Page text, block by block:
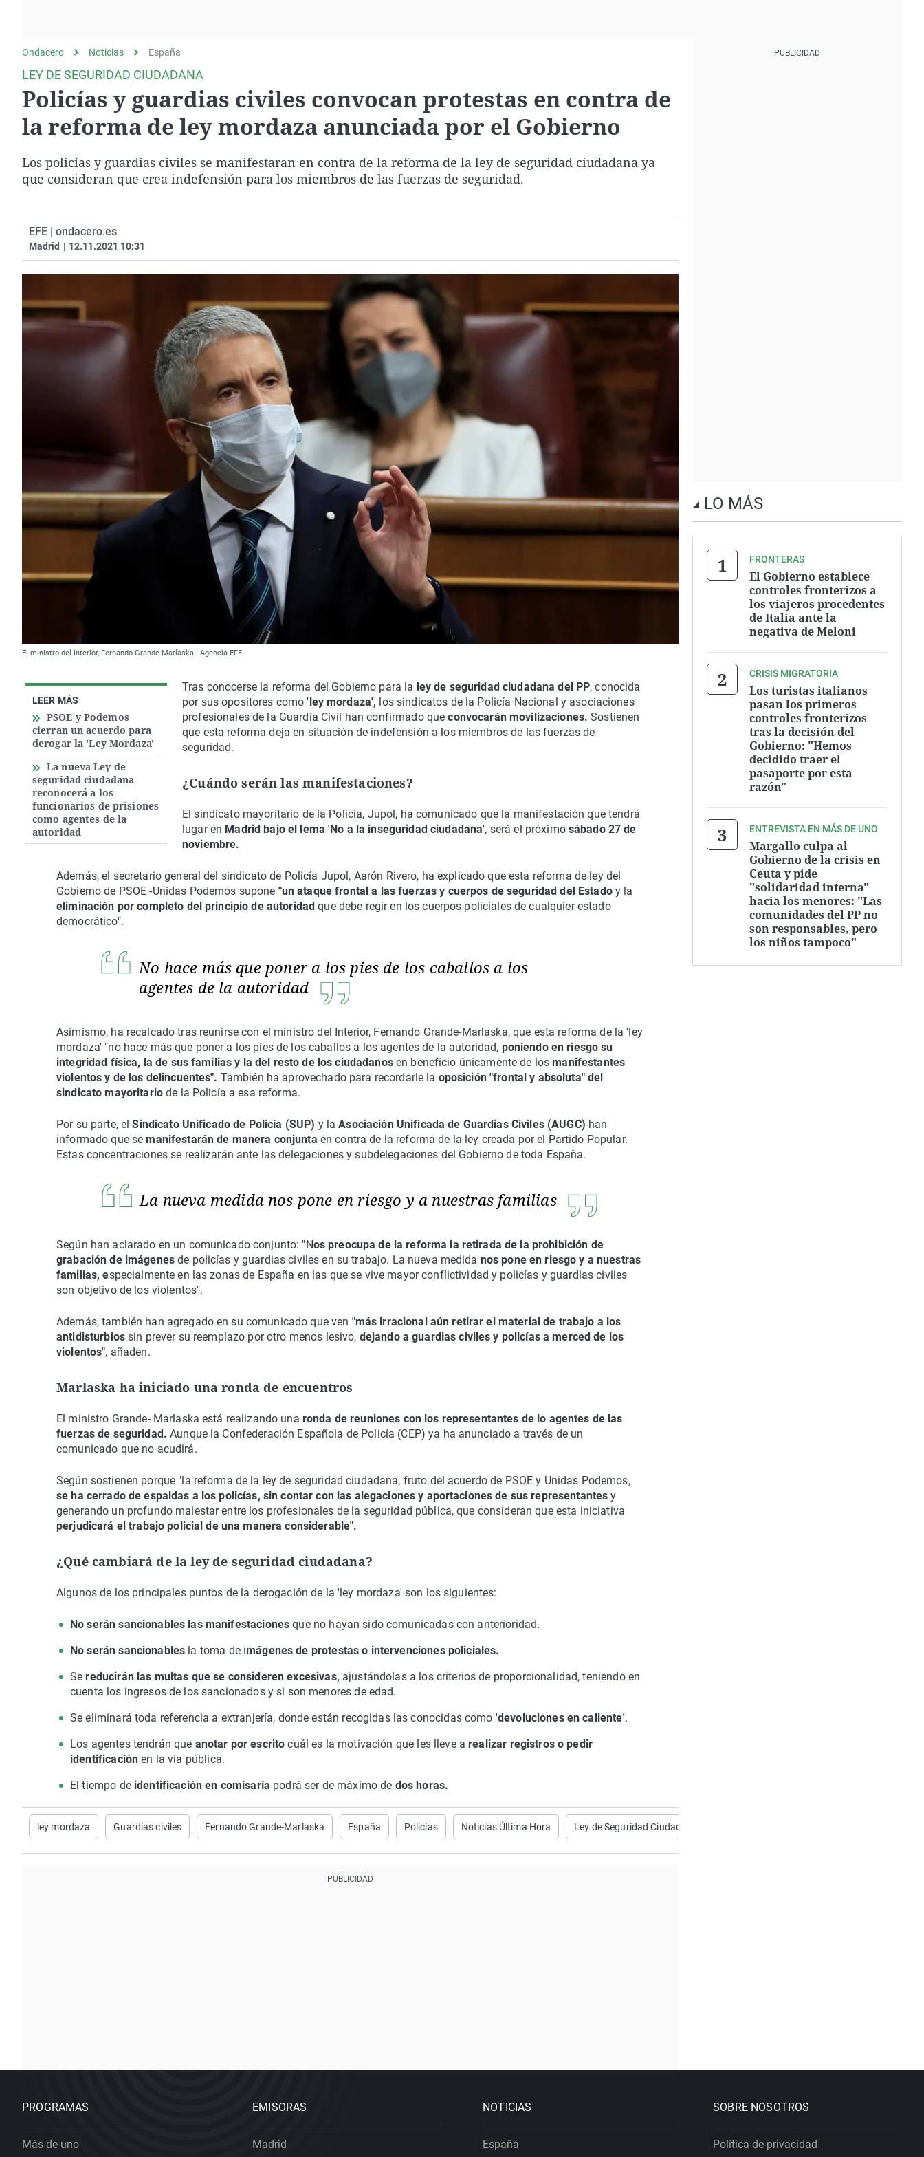
Como el perro y elEquipo de investigación
Operación Viuda
Negra
País Vasco
Ondacero Noticias España
LEY DE SEGURIDAD CIUDADANA
Policías y guardias civiles convocan protestas en contra de
la reforma de ley mordaza anunciada por el Gobierno
Los policías y guardias civiles se manifestaran en contra de la reforma de la ley de seguridad ciudadana ya
que consideran que crea indefensión para los miembros de las fuerzas de seguridad.
EFE | ondacero.es
Madrid | 12.11.2021 10:31
El ministro del Interior, Fernando Grande-Marlaska | Agencia EFE
LEER MÁS
PSOE y Podemos
cierran un acuerdo para
derogar la 'Ley Mordaza'
La nueva Ley de
seguridad ciudadana
reconocerá a los
funcionarios de prisiones
como agentes de la
autoridad
Tras conocerse la reforma del Gobierno para la ley de seguridad ciudadana del PP, conocida
por sus opositores como 'ley mordaza', los sindicatos de la Policía Nacional y asociaciones
profesionales de la Guardia Civil han confirmado queconvocarán movilizaciones.Sostienen
que esta reforma deja en situación de indefensión a los miembros de las fuerzas de
seguridad.
¿Cuándo serán las manifestaciones?
El sindicato mayoritario de la Policía, Jupol, ha comunicado que la manifestación que tendrá
lugar en Madrid bajo el lema 'No a la inseguridad ciudadana', será el próximosábado 27 de
noviembre.
Además, el secretario general del sindicato de Policía Jupol, Aarón Rivero, ha explicado que esta reforma de ley del
Gobierno de PSOE -Unidas Podemos supone "un ataque frontal a las fuerzas y cuerpos de seguridad del Estado y la
eliminación por completo del principio de autoridad que debe regir en los cuerpos policiales de cualquier estado
democrático".
No hace más que poner a los pies de los caballos a los
agentes de la autoridad
Asimismo, ha recalcado tras reunirse con el ministro del Interior, Fernando Grande-Marlaska, que esta reforma de la 'ley
mordaza' "no hace más que poner a los pies de los caballos a los agentes de la autoridad, poniendo en riesgo su
integridad física, la de sus familias y la del resto de los ciudadanos en beneficio únicamente de los manifestantes
violentos y de los delincuentes". También ha aprovechado para recordarle la oposición "frontal y absoluta" del
sindicato mayoritariode la Policía a esa reforma.
Por su parte, elSindicato Unificado de Policía (SUP) y la Asociación Unificada de Guardias Civiles (AUGC) han
informado que semanifestarán de manera conjunta en contra de la reforma de la ley creada por el Partido Popular.
Estas concentraciones se realizarán ante las delegaciones y subdelegaciones del Gobierno de toda España.
La nueva medida nos pone en riesgo y a nuestras familias
Según han aclarado en un comunicado conjunto: "Nos preocupa de la reforma la retirada de la prohibición de
grabación de imágenesde policías y guardias civiles en su trabajo. La nueva medida nos pone en riesgo y a nuestras
familias, especialmente en las zonas de España en las que se vive mayor conflictividad y policías y guardias civiles
son objetivo de los violentos".
Además, también han agregado en su comunicado que ven "más irracional aún retirar el material de trabajo a los
antidisturbiossin prever su reemplazo por otro menos lesivo, dejando a guardias civiles y policías a merced de los
violentos", añaden.
Marlaska ha iniciado una ronda de encuentros
El ministro Grande- Marlaska está realizando una ronda de reuniones con los representantes de lo agentes de las
fuerzas de seguridad.Aunque la Confederación Española de Policía (CEP) ya ha anunciado a través de un
comunicado que no acudirá.
Según sostienen porque "la reforma de la ley de seguridad ciudadana, fruto del acuerdo de PSOE y Unidas Podemos,
se ha cerrado de espaldas a los policías, sin contar con las alegaciones y aportaciones de sus representantes y
generando un profundo malestar entre los profesionales de la seguridad pública, que consideran que esta iniciativa
perjudicará el trabajo policial de una manera considerable".
¿Qué cambiará de la ley de seguridad ciudadana?
Algunos de los principales puntos de la derogación de la 'ley mordaza' son los siguientes:
No serán sancionables las manifestacionesque no hayan sido comunicadas con anterioridad.
No serán sancionables la toma de imágenes de protestas o intervenciones policiales.
Sereducirán las multas que se consideren excesivas, ajustándolas a los criterios de proporcionalidad, teniendo en
cuenta los ingresos de los sancionados y si son menores de edad.
Se eliminará toda referencia a extranjería, donde están recogidas las conocidas como 'devoluciones en caliente'.
Los agentes tendrán que anotar por escrito cuál es la motivación que les lleve arealizar registros o pedir
identificaciónen la vía pública.
El tiempo deidentificación en comisaría podrá ser de máximo de dos horas.
ley mordaza Guardias civiles Fernando Grande-Marlaska España Policías Noticias Última Hora Ley de Seguridad Ciudadana
LO MÁS
FRONTERAS
El Gobierno establece
controles fronterizos a
los viajeros procedentes
de Italia ante la
negativa de Meloni
CRISIS MIGRATORIA
Los turistas italianos
pasan los primeros
controles fronterizos
tras la decisión del
Gobierno: "Hemos
decidido traer el
pasaporte por esta
razón"
ENTREVISTA EN MÁS DE UNO
Margallo culpa al
Gobierno de la crisis en
Ceuta y pide
"solidaridad interna"
hacia los menores: "Las
comunidades del PP no
son responsables, pero
los niños tampoco"
PROGRAMAS
Más de uno
EMISORAS
Madrid
NOTICIAS
España
SOBRE NOSOTROS
Política de privacidad